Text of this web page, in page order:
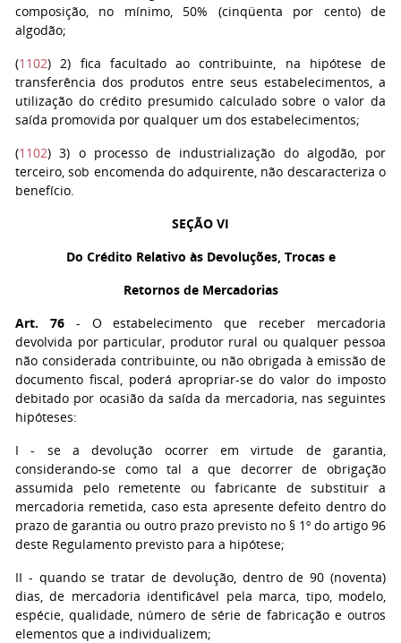
composição, no mínimo, 50% (cinqüenta por cento) de
algodão;
(1102)2) fica facultado ao contribuinte, na hipótese de
transferência dos produtos entre seus estabelecimentos, a
utilização do crédito presumido calculado sobre o valor da
saída promovida por qualquer um dos estabelecimentos;
(1102)3) o processo de industrialização do algodão, por
terceiro, sob encomenda do adquirente, não descaracteriza o
benefício.
SEÇÃO VI
Do Crédito Relativo às Devoluções, Trocas e
Retornos de Mercadorias
Art. 76- O estabelecimento que receber mercadoria
devolvida por particular, produtor rural ou qualquer pessoa
não considerada contribuinte, ou não obrigada à emissão de
documento fiscal, poderá apropriar-se do valor do imposto
debitado por ocasião da saída da mercadoria, nas seguintes
hipóteses:
I - se a devolução ocorrer em virtude de garantia,
considerando-se como tal a que decorrer de obrigação
assumida pelo remetente ou fabricante de substituir a
mercadoria remetida, caso esta apresente defeito dentro do
prazo de garantia ou outro prazo previsto no § 1º do artigo 96
deste Regulamento previsto para a hipótese;
II - quando se tratar de devolução, dentro de 90 (noventa)
dias, de mercadoria identificável pela marca, tipo, modelo,
espécie, qualidade, número de série de fabricação e outros
elementos que a individualizem;